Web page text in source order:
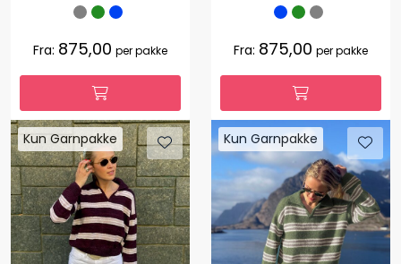
Fra: 875,00 per pakke Fra: 875,00 per pakke
Kun Garnpakke Kun Garnpakke